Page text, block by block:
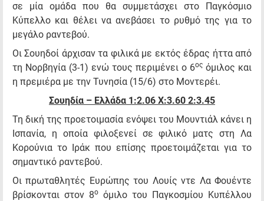
σε μία ομάδα που θα συμμετάσχει στο Παγκόσμιο
Κύπελλο και θέλει να ανεβάσει το ρυθμό της για το
μεγάλο ραντεβού.
Οι Σουηδοί άρχισαν τα φιλικά με εκτός έδρας ήττα από
τη Νορβηγία (3-1) ενώ τους περιμένει ο 6ος όμιλος και
η πρεμιέρα με την Τυνησία (15/6) στο Μοντερέι.
Σουηδία – Ελλάδα 1:2.06 X:3.60 2:3.45
Τη δική της προετοιμασία ενόψει του Μουντιάλ κάνει η
Ισπανία, η οποία φιλοξενεί σε φιλικό ματς στη Λα
Κορούνια το Ιράκ που επίσης προετοιμάζεται για το
σημαντικό ραντεβού.
Οι πρωταθλητές Ευρώπης του Λουίς ντε Λα Φουέντε
βρίσκονται στον 8ο όμιλο του Παγκοσμίου Κυπέλλου